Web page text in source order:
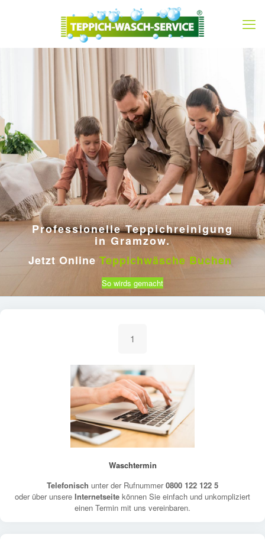
Jetzt Online Teppichwäsche Buchen
Professionelle Teppichreinigung
in Gramzow.
So wirds gemacht
1
Waschtermin
Telefonisch unter der Rufnummer0800 122 122 5
oder über unsere Internetseite können Sie einfach und unkompliziert
einen Termin mit uns vereinbaren.